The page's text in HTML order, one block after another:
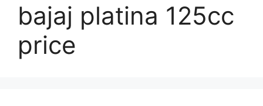
bajaj platina 125cc
price